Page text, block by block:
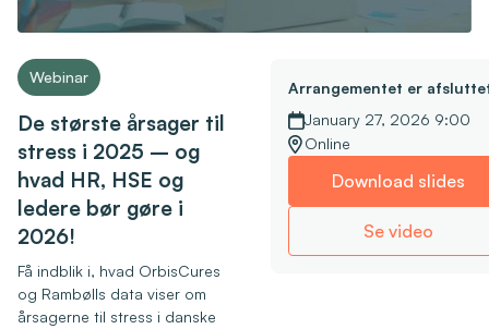
Webinar
De største årsager til
stress i 2025 – og
hvad HR, HSE og
ledere bør gøre i
2026!
Få indblik i, hvad OrbisCures
og Rambølls data viser om
årsagerne til stress i danske
Arrangementet er
January 27, 2026 9:00
Online
Download slides
Se video